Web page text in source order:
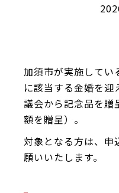
加須市が実施してい
に該当する金婚を
議会から記念品を贈
額を贈呈）。
対象となる方は、申
願いいたします。